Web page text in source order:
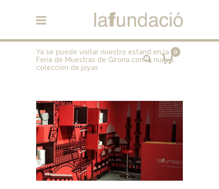
0
Ya se puede visitar nuestro estand en la
Feria de Muestras de Girona con la nueva
colección de joyas